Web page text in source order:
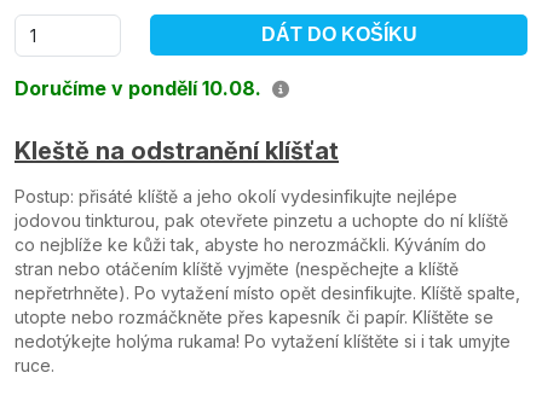
DÁT DO KOŠÍKU
Doručíme v pondělí 10.08.
Kleště na odstranění klíšťat
Postup: přisáté klíště a jeho okolí vydesinfikujte nejlépe
jodovou tinkturou, pak otevřete pinzetu a uchopte do ní klíště
co nejblíže ke kůži tak, abyste ho nerozmáčkli. Kýváním do
stran nebo otáčením klíště vyjměte (nespěchejte a klíště
nepřetrhněte). Po vytažení místo opět desinfikujte. Klíště spalte,
utopte nebo rozmáčkněte přes kapesník či papír. Klíštěte se
nedotýkejte holýma rukama! Po vytažení klíštěte si i tak umyjte
ruce.